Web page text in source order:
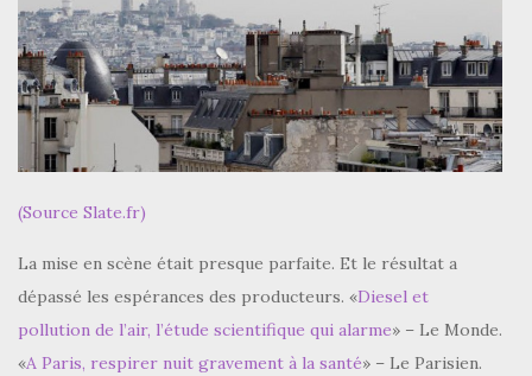
(Source Slate.fr)
La mise en scène était presque parfaite. Et le résultat a
dépassé les espérances des producteurs. «Diesel et
pollution de l’air, l’étude scientifique qui alarme» – Le Monde.
«A Paris, respirer nuit gravement à la santé» – Le Parisien.